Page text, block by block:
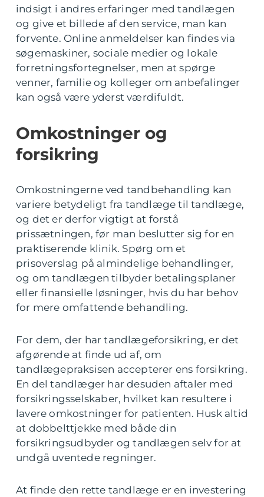
indsigt i andres erfaringer med tandlægen
og give et billede af den service, man kan
forvente. Online anmeldelser kan findes via
søgemaskiner, sociale medier og lokale
forretningsfortegnelser, men at spørge
venner, familie og kolleger om anbefalinger
kan også være yderst værdifuldt.
Omkostninger og
forsikring
Omkostningerne ved tandbehandling kan
variere betydeligt fra tandlæge til tandlæge,
og det er derfor vigtigt at forstå
prissætningen, før man beslutter sig for en
praktiserende klinik. Spørg om et
prisoverslag på almindelige behandlinger,
og om tandlægen tilbyder betalingsplaner
eller finansielle løsninger, hvis du har behov
for mere omfattende behandling.
For dem, der har tandlægeforsikring, er det
afgørende at finde ud af, om
tandlægepraksisen accepterer ens forsikring.
En del tandlæger har desuden aftaler med
forsikringsselskaber, hvilket kan resultere i
lavere omkostninger for patienten. Husk altid
at dobbelttjekke med både din
forsikringsudbyder og tandlægen selv for at
undgå uventede regninger.
At finde den rette tandlæge er en investering